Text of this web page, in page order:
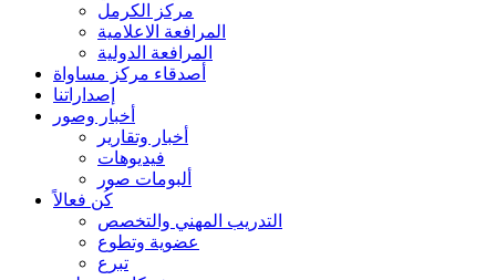
مركز الكرمل
المرافعة الاعلامية
المرافعة الدولية
أصدقاء مركز مساواة
إصداراتنا
أخبار وصور
أخبار وتقارير
فيديوهات
ألبومات صور
كُن فعالاً
التدريب المهني والتخصص
عضوية وتطوع
تبرع